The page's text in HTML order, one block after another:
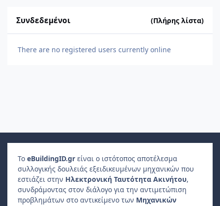
Συνδεδεμένοι (Πλήρης λίστα)
There are no registered users currently online
Το eBuildingID.gr είναι ο ιστότοπος αποτέλεσμα
συλλογικής δουλειάς εξειδικευμένων μηχανικών που
εστιάζει στην Ηλεκτρονική Ταυτότητα Ακινήτου,
συνδράμοντας στον διάλογο για την αντιμετώπιση
προβλημάτων στο αντικείμενο των Μηχανικών